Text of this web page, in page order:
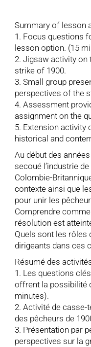
Summary of lesson
1. Focus questions
lesson option. (15
2. Jigsaw activity on
strike of 1900.
3. Small group
perspectives of the
4. Assessment
assignment on the
5. Extension activity
historical and
Au début des
secoué l’industrie
Colombie-
contexte ainsi que
pour unir les
Comprendre
résolution est
Quels sont les rôles
dirigeants dans ces
Résumé des
1. Les questions
offrent la possibilité
minutes).
2. Activité de casse-
des pêcheurs de
3. Présentation par
perspectives sur la